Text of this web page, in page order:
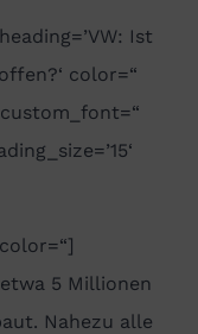
Ist
color=“
5 Millionen
Nahezu alle